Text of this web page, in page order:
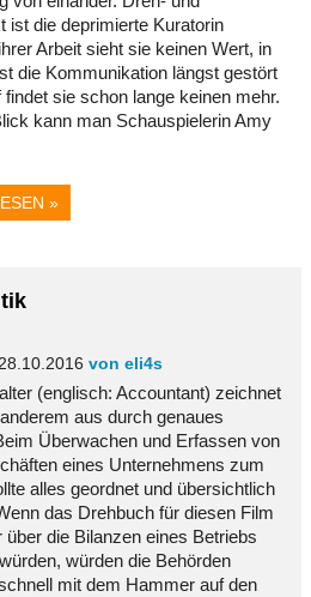
ist die deprimierte Kuratorin
Arbeit sieht sie keinen Wert, in
die Kommunikation längst gestört
findet sie schon lange keinen mehr.
kann man Schauspielerin Amy
»
von eli4s
(englisch: Accountant) zeichnet
aus durch genaues
Überwachen und Erfassen von
eines Unternehmens zum
alles geordnet und übersichtlich
das Drehbuch für diesen Film
über die Bilanzen eines Betriebs
würden die Behörden
mit dem Hammer auf den